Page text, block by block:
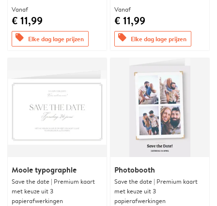
Vanaf
€ 11,99
offers Elke dag lage prijzen
Vanaf
€ 11,99
offers Elke dag lage prijzen
Mooie typographie
Save the date | Premium kaart
met keuze uit 3
papierafwerkingen
Photobooth
Save the date | Premium kaart
met keuze uit 3
papierafwerkingen